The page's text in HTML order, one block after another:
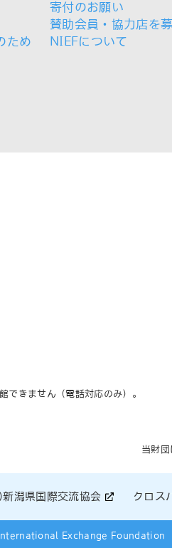
ため
寄付のお願い
賛助会員・協力店を
NIEFについて
きません（電話対応のみ）。
当財団
新潟県国際交流協会 クロス
Exchange Foundation